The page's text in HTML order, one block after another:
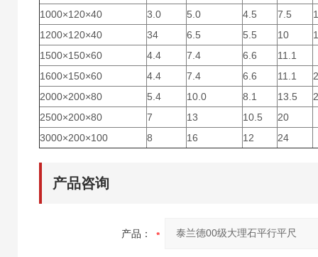
1000×120×40
3.0 5.0 4.5 7.5
1200×120×40
34 6.5 5.5 10
1500×150×60
4.4 7.4 6.6
11.1
1600×150×60
4.4 7.4 6.6 11.1
2000×200×80
5.4 10.0 8.1 13.5
2500×200×80
7 13 10.5
20
3000×200×100
8 16 12 24
产品咨询
产品：